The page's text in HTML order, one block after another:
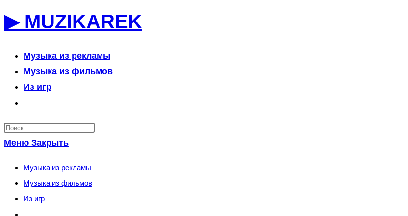
к▶ MUZIKAREK
Музыка из рекламы
Музыка из фильмов
Из игр
по
веб-
сайту
Меню Закрыть
Музыка из рекламы
Музыка из фильмов
Из игр